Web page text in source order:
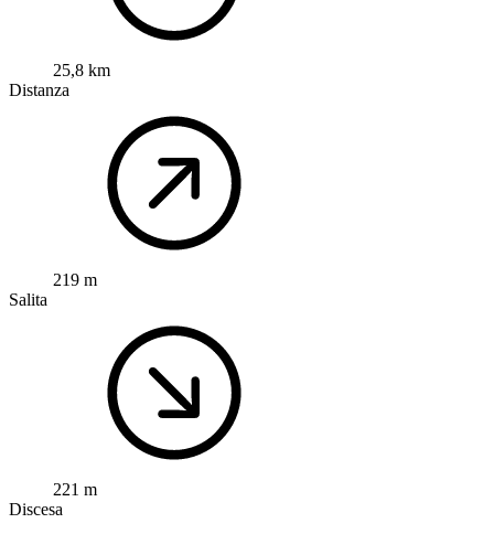
25,8 km
Distanza
219 m
Salita
221 m
Discesa